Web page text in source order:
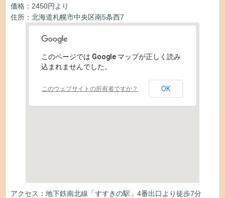
価格：2450円より
住所：北海道札幌市中央区南5条西7
このページでは Google マップが正しく読み
込まれませんでした。
このウェブサイトの所有者ですか？ OK
アクセス：地下鉄南北線「すすきの駅」4番出口より徒歩7分